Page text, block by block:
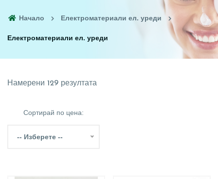
Начало Електроматериали ел. уреди
Електроматериали ел. уреди
Намерени 129 резултата
Сортирай по цена:
-- Изберете --